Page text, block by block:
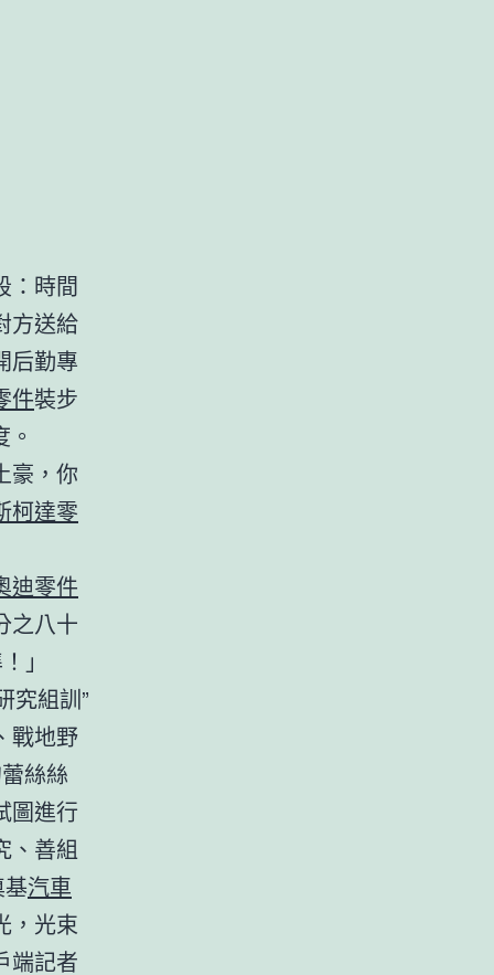
：時間
方送給
后勤專
件裝步
豪，你
柯達零
迪零件
之八十
」
究組訓”
戰地野
絲絲
圖進行
、善組
汽車
，光束
端記者